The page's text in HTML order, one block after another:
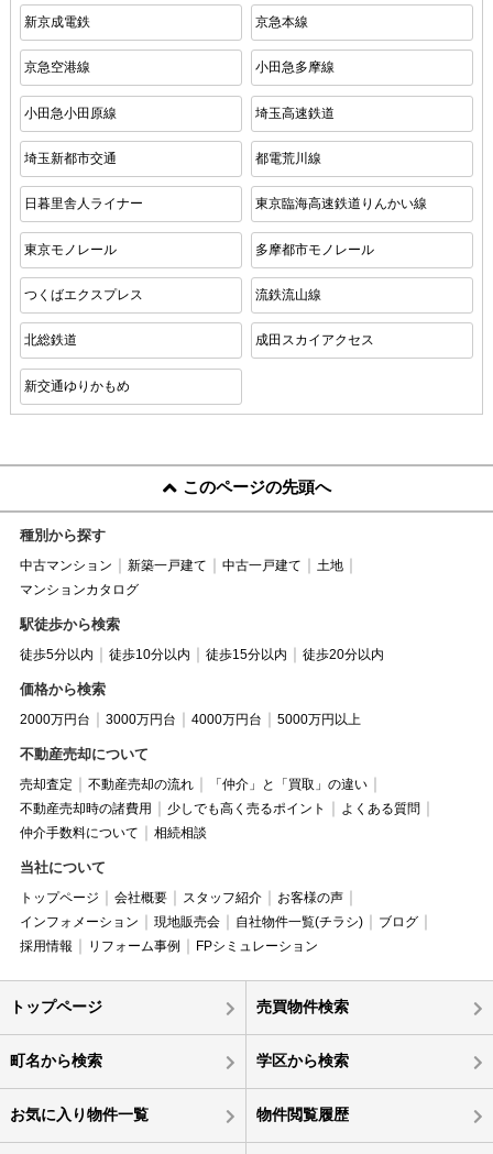
新京成電鉄 京急本線
京急空港線 小田急多摩線
小田急小田原線 埼玉高速鉄道
埼玉新都市交通 都電荒川線
日暮里舎人ライナー 東京臨海高速鉄道りんかい線
東京モノレール 多摩都市モノレール
つくばエクスプレス 流鉄流山線
北総鉄道 成田スカイアクセス
新交通ゆりかもめ
このページの先頭へ
種別から探す
中古マンション 新築一戸建て 中古一戸建て
土地
マンションカタログ
駅徒歩から検索
徒歩5分以内 徒歩10分以内 徒歩15分以内 徒歩20分以内
価格から検索
2000万円台 3000万円台 4000万円台 5000万円以上
不動産売却について
売却査定 不動産売却の流れ
「仲介」と「買取」の違い
不動産売却時の諸費用
少しでも高く売るポイント
よくある質問
仲介手数料について
相続相談
当社について
トップページ 会社概要 スタッフ紹介
お客様の声
インフォメーション
現地販売会 自社物件一覧(チラシ)
ブログ
採用情報
リフォーム事例 FPシミュレーション
トップページ 売買物件検索
町名から検索 学区から検索
お気に入り物件一覧 物件閲覧履歴